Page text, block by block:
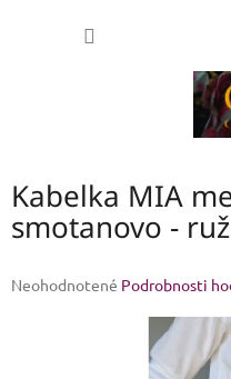
Kabelka MIA
smotanovo -
Priemerné
Neohodnotené Podrobnosti